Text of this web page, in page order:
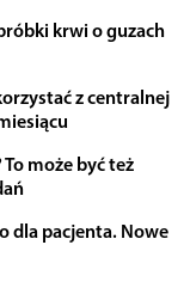
krwi o guzach
z centralnej
może być też
dla pacjenta. Nowe